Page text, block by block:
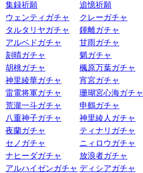
集録祈願
追憶祈願
ウェンティガチャ
クレーガチャ
タルタリヤガチャ
鍾離ガチャ
アルベドガチャ
甘雨ガチャ
刻晴ガチャ
魈ガチャ
胡桃ガチャ
楓原万葉ガチャ
神里綾華ガチャ
宵宮ガチャ
雷電将軍ガチャ
珊瑚宮心海ガチャ
荒瀧一斗ガチャ
申鶴ガチャ
八重神子ガチャ
神里綾人ガチャ
夜蘭ガチャ
ティナリガチャ
セノガチャ
ニィロウガチャ
ナヒーダガチャ
放浪者ガチャ
アルハイゼンガチャ ディシアガチャ